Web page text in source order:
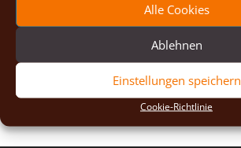
Alle Cookies
Ablehnen
Einstellungen speichern
Cookie-Richtlinie
2020(2)